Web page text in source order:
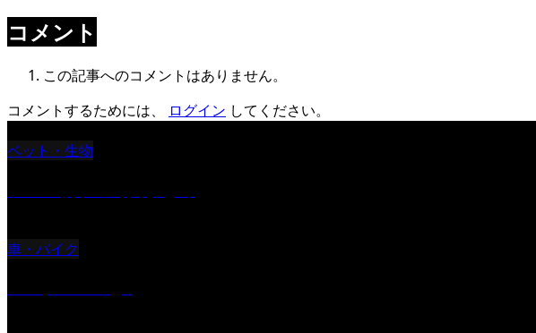
コメント
この記事へのコメントはありません。
コメントするためには、
ログイン してください。
ペット・生物
車・バイク